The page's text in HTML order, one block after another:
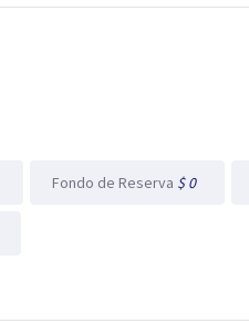
Fondo de Reserva $ 0